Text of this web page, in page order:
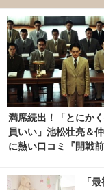
満席続出！「とにか
員いい」池松壮亮＆
に熱い口コミ『開戦
net
「